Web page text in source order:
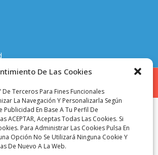
De Las Cookies
Terceros Para Fines Funcionales
La Navegación Y Personalizarla Según
En Base A Tu Perfil De
ACEPTAR, Aceptas Todas Las Cookies. Si
Para Administrar Las Cookies Pulsa En
Opción No Se Utilizará Ninguna Cookie Y
De Nuevo A La Web.